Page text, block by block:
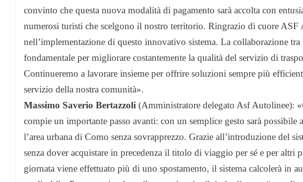
convinto che questa nuova modalità di pagamento sarà accolta con
numerosi turisti che scelgono il nostro territorio. Ringrazio di cuore ASF
nell’implementazione di questo innovativo sistema. La collaborazione
fondamentale per migliorare costantemente la qualità del servizio di
Continueremo a lavorare insieme per offrire soluzioni sempre più
servizio della nostra comunità».
Massimo Saverio Bertazzoli (Amministratore delegato Asf Autolinee):
compie un importante passo avanti: con un semplice gesto sarà
l’area urbana di Como senza sovrapprezzo. Grazie all’introduzione del
senza dover acquistare in precedenza il titolo di viaggio per sé e per altri
giornata viene effettuato più di uno spostamento, il sistema calcolerà in